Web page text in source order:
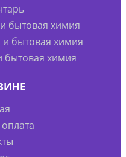
бытовая химия
и бытовая химия
бытовая химия